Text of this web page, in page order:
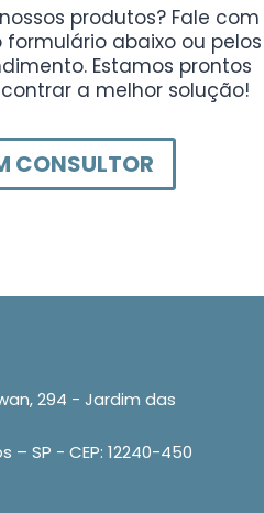
produtos? Fale com
abaixo ou pelos
Estamos prontos
a melhor solução!
CONSULTOR
294 - Jardim das
SP - CEP: 12240-450